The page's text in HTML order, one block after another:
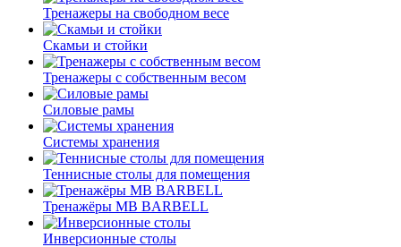
Тренажеры на свободном весе
Скамьи и стойки
Тренажеры с собственным весом
Силовые рамы
Системы хранения
Теннисные столы для помещения
Тренажёры MB BARBELL
Инверсионные столы